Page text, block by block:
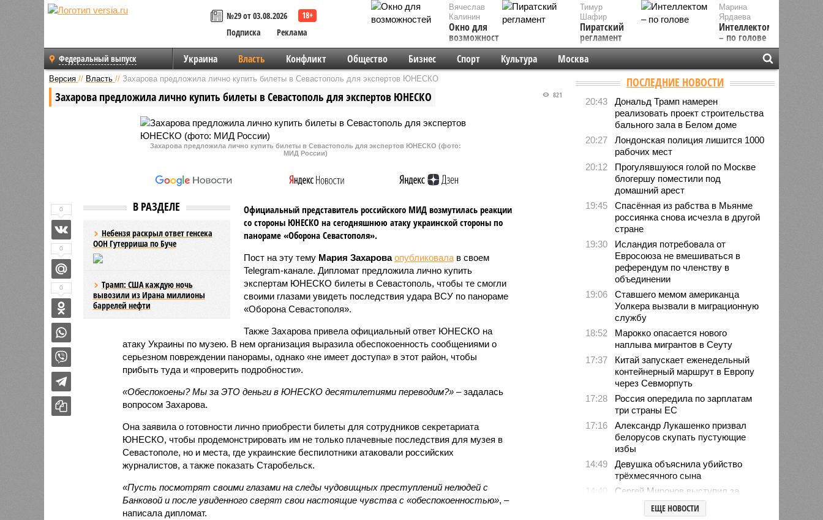
№29 от 03.08.2026
Подписка
Реклама
Вячеслав
Калинин
Окно для
возможностей
Марина
Ярдаева
Интеллектом
– по голове
Тимур
Шафир
Пиратский
регламент
Федеральный выпуск Украина Власть Конфликт Общество Бизнес Спорт Культура Москва
Версия // Власть // Захарова предложила лично купить билеты в Севастополь для экспертов ЮНЕСКО
Захарова предложила лично купить билеты в Севастополь для экспертов ЮНЕСКО 821
Захарова предложила лично купить билеты в Севастополь для экспертов ЮНЕСКО (фото:
МИД России)
В РАЗДЕЛЕ
Небензя раскрыл ответ генсека
ООН Гутерриша по Буче
Трамп: США каждую ночь
вывозили из Ирана миллионы
баррелей нефти
Официальный представитель российского МИД возмутилась реакции
со стороны ЮНЕСКО на сегодняшнюю атаку украинской стороны по
панораме «Оборона Севастополя».
Пост на эту тему Мария Захароваопубликовалав своем
Telegram-канале. Дипломат предложила лично купить
экспертам ЮНЕСКО билеты в Севастополь, чтобы те смогли
своими глазами увидеть последствия удара ВСУ по панораме
«Оборона Севастополя».
Также Захарова привела официальный ответ ЮНЕСКО на
атаку Украины по музею. В нем организация выразила обеспокоенность сообщениями о
серьезном повреждении панорамы, однако «не имеет доступа» в этот район, чтобы
прибыть туда и «проверить подробности».
«Обеспокоены? Мы за ЭТО деньги в ЮНЕСКО десятилетиями переводим?»– задалась
вопросом Захарова.
Она заявила о готовности лично приобрести билеты для сотрудников секретариата
ЮНЕСКО, чтобы продемонстрировать им не только плачевные последствия для музея в
Севастополе, но и места, где украинские беспилотники атаковали российских
журналистов, а также показать Старобельск.
«Пусть посмотрят своими глазами на следы чудовищных преступлений нелюдей с
Банковой и после увиденного сверят свои настоящие чувства с «обеспокоенностью», –
написала дипломат.
0
0
0
ПОСЛЕДНИЕ НОВОСТИ
20:43
Дональд Трамп намерен
реализовать проект строительства
бального зала в Белом доме
20:27
Лондонская полиция лишится 1000
рабочих мест
20:12
Прогулявшуюся голой по Москве
блогершу поместили под
домашний арест
19:45
Спасённая из рабства в Мьянме
россиянка снова исчезла в другой
стране
19:30
Исландия потребовала от
Евросоюза не вмешиваться в
референдум по членству в
объединении
19:06
Ставшего мемом американца
Уолкера вызвали в миграционную
службу
18:52
Марокко опасается нового
наплыва мигрантов в Сеуту
17:37
Китай запускает еженедельный
контейнерный маршрут в Европу
через Севморпуть
17:28
Россия опередила по зарплатам
три страны ЕС
17:16
Александр Лукашенко призвал
белорусов скупать пустующие
избы
14:49
Девушка объяснила убийство
трёхмесячного сына
14:40
Сергей Миронов выступил за
увеличение пенсий детям,
потерявшим родителей
ЕЩЕ НОВОСТИ